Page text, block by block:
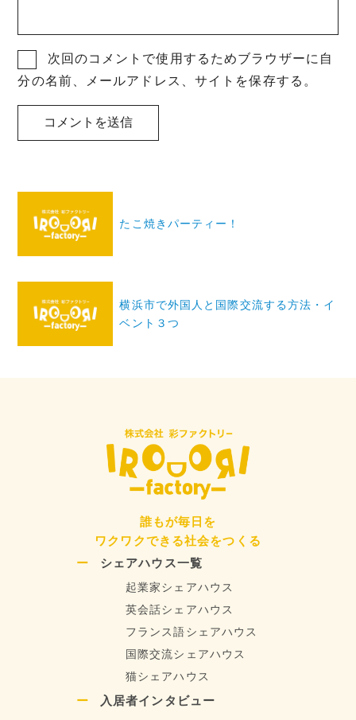
次回のコメントで使用するためブラウザーに自
分の名前、メールアドレス、サイトを保存する。
投
シ
たこ焼きパーティー！
横浜市で外国人と国際交流する方法・イ
ベント３つ
誰もが毎日を
ワクワクできる社会をつくる
シェアハウス一覧
起業家シェアハウス
英会話シェアハウス
フランス語シェアハウス
国際交流シェアハウス
猫シェアハウス
入居者インタビュー